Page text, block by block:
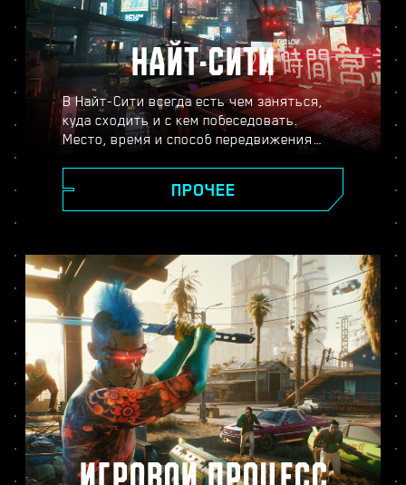
НАЙТ-СИТИ
В Найт-Сити всегда есть чем заняться,
куда сходить и с кем побеседовать.
Место, время и способ передвижения
пустынных окрестностей города, повсюду
вас ждут новые тайны и неожиданные
ПРОЧЕЕ